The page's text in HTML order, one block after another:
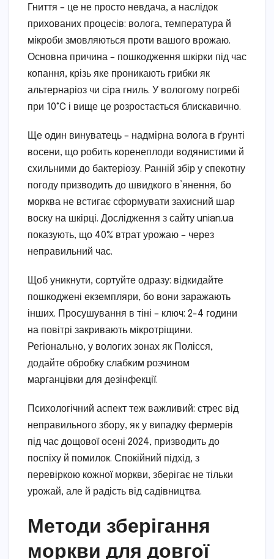
Гниття – це не просто невдача, а наслідок
прихованих процесів: волога, температура й
мікроби змовляються проти вашого врожаю.
Основна причина – пошкодження шкірки під час
копання, крізь яке проникають грибки як
альтернаріоз чи сіра гниль. У вологому погребі
при 10°C і вище це розростається блискавично.
Ще один винуватець – надмірна волога в ґрунті
восени, що робить коренеплоди водянистими й
схильними до бактеріозу. Ранній збір у спекотну
погоду призводить до швидкого в’янення, бо
морква не встигає сформувати захисний шар
воску на шкірці. Дослідження з сайту unian.ua
показують, що 40% втрат урожаю – через
неправильний час.
Щоб уникнути, сортуйте одразу: відкидайте
пошкоджені екземпляри, бо вони заражають
інших. Просушування в тіні – ключ: 2-4 години
на повітрі закривають мікротріщини.
Регіонально, у вологих зонах як Полісся,
додайте обробку слабким розчином
марганцівки для дезінфекції.
Психологічний аспект теж важливий: стрес від
неправильного збору, як у випадку фермерів
під час дощової осені 2024, призводить до
поспіху й помилок. Спокійний підхід, з
перевіркою кожної моркви, зберігає не тільки
урожай, але й радість від садівництва.
Методи зберігання
моркви для довгої